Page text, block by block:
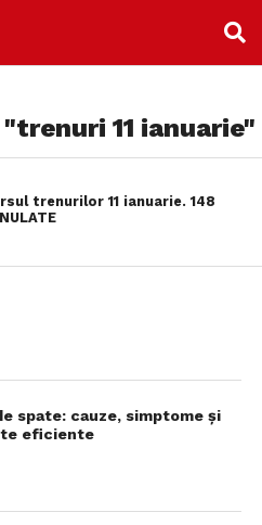
11 ianuarie"
trenurilor 11 ianuarie. 148
spate: cauze, simptome și
eficiente